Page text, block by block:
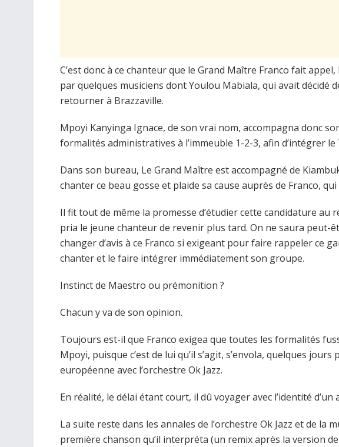
C’est donc à ce chanteur que le Grand Maître Franco fait
par quelques musiciens dont Youlou Mabiala, qui avait décidé
retourner à Brazzaville.
Mpoyi Kanyinga Ignace, de son vrai nom, accompagna donc
formalités administratives à l’immeuble 1-2-3, afin d’intégrer le
Dans son bureau, Le Grand Maître est accompagné de
chanter ce beau gosse et plaide sa cause auprès de Franco,
Il fit tout de même la promesse d’étudier cette candidature au
pria le jeune chanteur de revenir plus tard. On ne saura peut-
changer d’avis à ce Franco si exigeant pour faire rappeler ce
chanter et le faire intégrer immédiatement son groupe.
Instinct de Maestro ou prémonition ?
Chacun y va de son opinion.
Toujours est-il que Franco exigea que toutes les formalités
Mpoyi, puisque c’est de lui qu’il s’agit, s’envola, quelques
européenne avec l’orchestre Ok Jazz.
En réalité, le délai étant court, il dû voyager avec l’identité
La suite reste dans les annales de l’orchestre Ok Jazz et de la
première chanson qu’il interpréta (un remix après la version